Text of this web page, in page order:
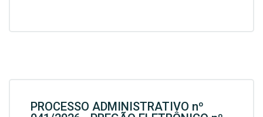
PROCESSO ADMINISTRATIVO nº